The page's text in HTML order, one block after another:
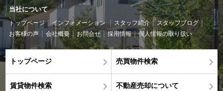
当社について
トップページ インフォメーション スタッフ紹介
スタッフブログ
お客様の声
会社概要 お問合せ 採用情報 個人情報の取り扱い
トップページ 売買物件検索
賃貸物件検索 不動産売却について